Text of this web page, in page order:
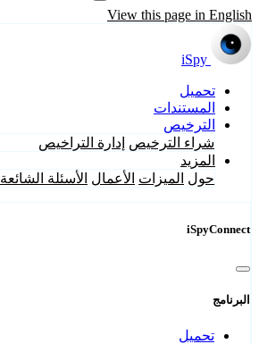
View this page in English
iSpy
تحميل
المستندات
الترخيص
شراء الترخيص إدارة التراخيص
المزيد
حول الميزات الأعمال الأسئلة الشائعة
iSpyConnect
البرنامج
تحميل